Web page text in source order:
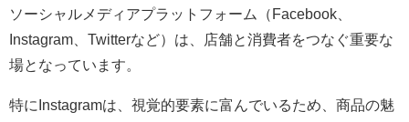
ソーシャルメディアプラットフォーム（Facebook、
Instagram、Twitterなど）は、店舗と消費者をつなぐ重要な
場となっています。
特にInstagramは、視覚的要素に富んでいるため、商品の魅